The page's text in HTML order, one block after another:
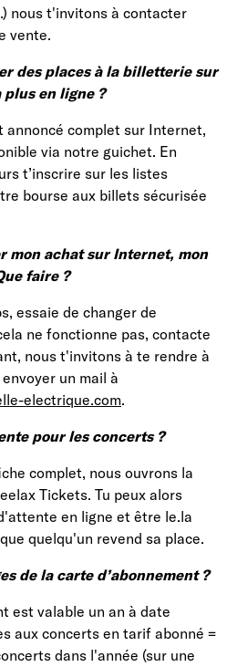
nous t'invitons à contacter
vente.
des places à la billetterie sur
plus en ligne ?
annoncé complet sur Internet,
via notre guichet. En
t’inscrire sur les listes
bourse aux billets sécurisée
mon achat sur Internet, mon
faire ?
essaie de changer de
ne fonctionne pas, contacte
nous t'invitons à te rendre à
un mail à
electrique.com.
pour les concerts ?
complet, nous ouvrons la
Tickets. Tu peux alors
en ligne et être le.la
quelqu'un revend sa place.
de la carte d’abonnement ?
est valable un an à date
aux concerts en tarif abonné =
dans l'année (sur une